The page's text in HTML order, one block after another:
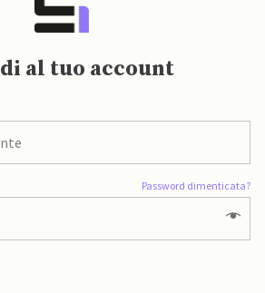
al tuo account
Password dimenticata?